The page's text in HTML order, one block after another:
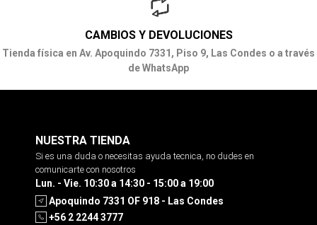
CAMBIOS Y DEVOLUCIONES
Tienda física en Av. Apoquindo 7331, Piso 9, Las Condes o a través
de WhatsApp
NUESTRA TIENDA
Si es una duda o necesitas ayuda tecnica, no dudes en
comunicarte con nosotros
Lun. - Vie. 10:30 a 14:30 - 15:00 a 19:00
Apoquindo 7331 OF 918 - Las Condes
+56 2 2244 3777